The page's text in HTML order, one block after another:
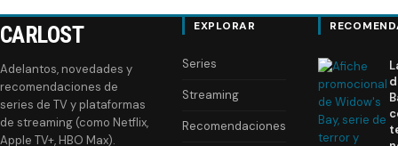
entradas
CARLOST
Adelantos, novedades y
recomendaciones de
series de TV y plataformas
de streaming (como Netflix,
Apple TV+, HBO Max).
EXPLORAR
Series
Streaming
Recomendaciones